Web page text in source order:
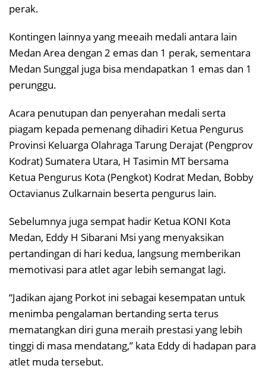
perak.
Kontingen lainnya yang meeaih medali antara lain
Medan Area dengan 2 emas dan 1 perak, sementara
Medan Sunggal juga bisa mendapatkan 1 emas dan 1
perunggu.
Acara penutupan dan penyerahan medali serta
piagam kepada pemenang dihadiri Ketua Pengurus
Provinsi Keluarga Olahraga Tarung Derajat (Pengprov
Kodrat) Sumatera Utara, H Tasimin MT bersama
Ketua Pengurus Kota (Pengkot) Kodrat Medan, Bobby
Octavianus Zulkarnain beserta pengurus lain.
Sebelumnya juga sempat hadir Ketua KONI Kota
Medan, Eddy H Sibarani Msi yang menyaksikan
pertandingan di hari kedua, langsung memberikan
memotivasi para atlet agar lebih semangat lagi.
“Jadikan ajang Porkot ini sebagai kesempatan untuk
menimba pengalaman bertanding serta terus
mematangkan diri guna meraih prestasi yang lebih
tinggi di masa mendatang,” kata Eddy di hadapan para
atlet muda tersebut.